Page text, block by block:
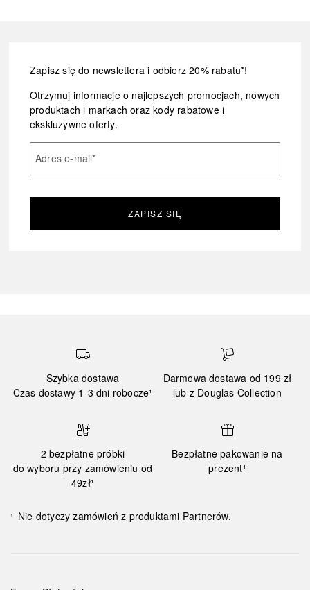
Zapisz się do newslettera i odbierz 20% rabatu*!
Otrzymuj informacje o najlepszych promocjach, nowych
produktach i markach oraz kody rabatowe i
ekskluzywne oferty.
Adres e-mail*
ZAPISZ SIĘ
Szybka dostawa
Czas dostawy 1-3 dni robocze¹
Darmowa dostawa od 199 zł
lub z Douglas Collection
2 bezpłatne próbki
do wyboru przy zamówieniu od
49zł¹
Bezpłatne pakowanie na
prezent¹
¹ Nie dotyczy zamówień z produktami Partnerów.